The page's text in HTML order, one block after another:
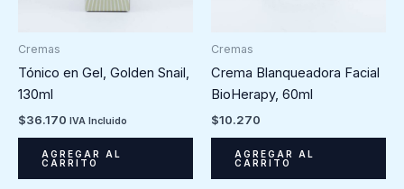
Cremas
Tónico en Gel, Golden Snail,
130ml
$36.170 IVA Incluido
AGREGAR AL
CARRITO
Cremas
Crema Blanqueadora Facial
BioHerapy, 60ml
$10.270
AGREGAR AL
CARRITO